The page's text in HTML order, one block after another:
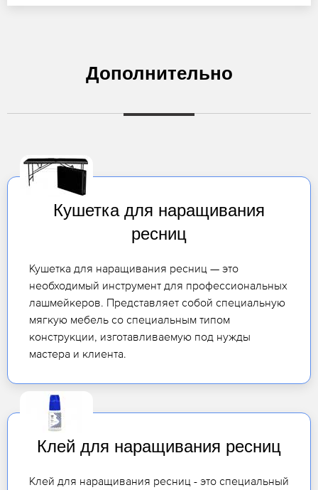
Дополнительно
Кушетка для наращивания
ресниц
Кушетка для наращивания ресниц — это
необходимый инструмент для профессиональных
лашмейкеров. Представляет собой специальную
мягкую мебель со специальным типом
конструкции, изготавливаемую под нужды
мастера и клиента.
Клей для наращивания ресниц
Клей для наращивания ресниц - это специальный